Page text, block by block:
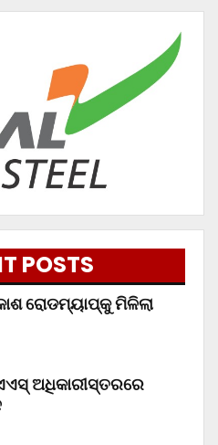
POSTS
ରୋଡମ୍ୟାପ୍‌କୁ ମିଳିଲା
ଅଧିକାରୀସ୍ତରରେ